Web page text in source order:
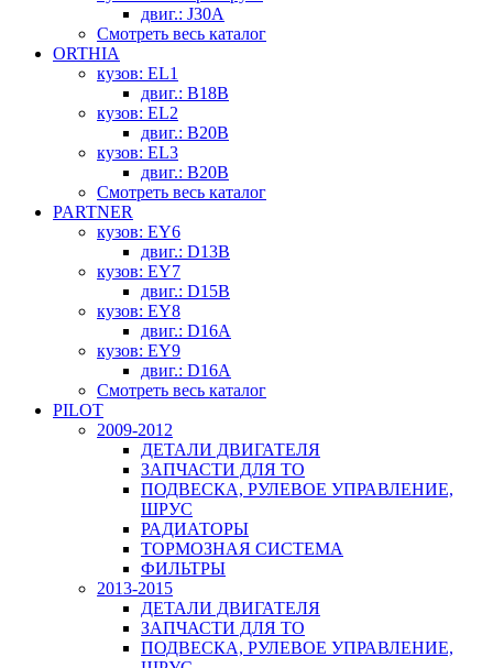
двиг.: J30A
Смотреть весь каталог
ORTHIA
кузов: EL1
двиг.: B18B
кузов: EL2
двиг.: B20B
кузов: EL3
двиг.: B20B
Смотреть весь каталог
PARTNER
кузов: EY6
двиг.: D13B
кузов: EY7
двиг.: D15B
кузов: EY8
двиг.: D16A
кузов: EY9
двиг.: D16A
Смотреть весь каталог
PILOT
2009-2012
ДЕТАЛИ ДВИГАТЕЛЯ
ЗАПЧАСТИ ДЛЯ ТО
ПОДВЕСКА, РУЛЕВОЕ УПРАВЛЕНИЕ,
ШРУС
РАДИАТОРЫ
ТОРМОЗНАЯ СИСТЕМА
ФИЛЬТРЫ
2013-2015
ДЕТАЛИ ДВИГАТЕЛЯ
ЗАПЧАСТИ ДЛЯ ТО
ПОДВЕСКА, РУЛЕВОЕ УПРАВЛЕНИЕ,